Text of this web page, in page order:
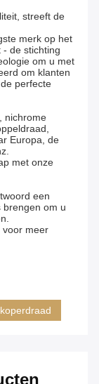
streeft de
merk op het
- de stichting
om u met
om klanten
perfecte
nichrome
Europa, de
met onze
een
brengen om u
voor meer